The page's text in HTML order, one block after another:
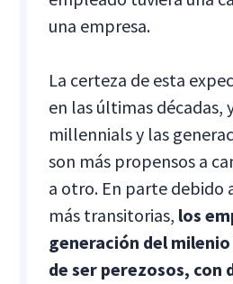
una empresa.
La certeza de esta
en las últimas décadas,
millennials y las
son más propensos a
a otro. En parte debido
más transitorias, los
generación del
de ser perezosos, con